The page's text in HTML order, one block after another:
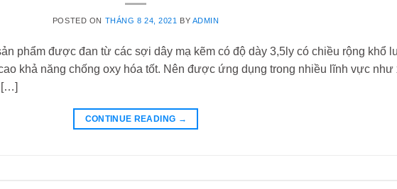
POSTED ON THÁNG 8 24, 2021 BY ADMIN
phẩm được đan từ các sợi dây mạ kẽm có độ dày 3,5ly có chiều rộng khổ
khả năng chống oxy hóa tốt. Nên được ứng dụng trong nhiều lĩnh vực như
[…]
CONTINUE READING →